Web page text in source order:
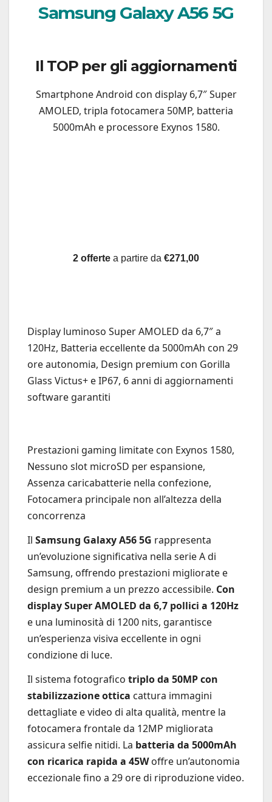
Samsung Galaxy A56 5G
Il TOP per gli aggiornamenti
Smartphone Android con display 6,7″ Super
AMOLED, tripla fotocamera 50MP, batteria
5000mAh e processore Exynos 1580.
2 offerte a partire da €271,00
Display luminoso Super AMOLED da 6,7″ a
120Hz, Batteria eccellente da 5000mAh con 29
ore autonomia, Design premium con Gorilla
Glass Victus+ e IP67, 6 anni di aggiornamenti
software garantiti
Prestazioni gaming limitate con Exynos 1580,
Nessuno slot microSD per espansione,
Assenza caricabatterie nella confezione,
Fotocamera principale non all’altezza della
concorrenza
Il Samsung Galaxy A56 5G rappresenta
un’evoluzione significativa nella serie A di
Samsung, offrendo prestazioni migliorate e
design premium a un prezzo accessibile. Con
display Super AMOLED da 6,7 pollici a 120Hz
e una luminosità di 1200 nits, garantisce
un’esperienza visiva eccellente in ogni
condizione di luce.
Il sistema fotografico triplo da 50MP con
stabilizzazione ottica cattura immagini
dettagliate e video di alta qualità, mentre la
fotocamera frontale da 12MP migliorata
assicura selfie nitidi. La batteria da 5000mAh
con ricarica rapida a 45Woffre un’autonomia
eccezionale fino a 29 ore di riproduzione video.